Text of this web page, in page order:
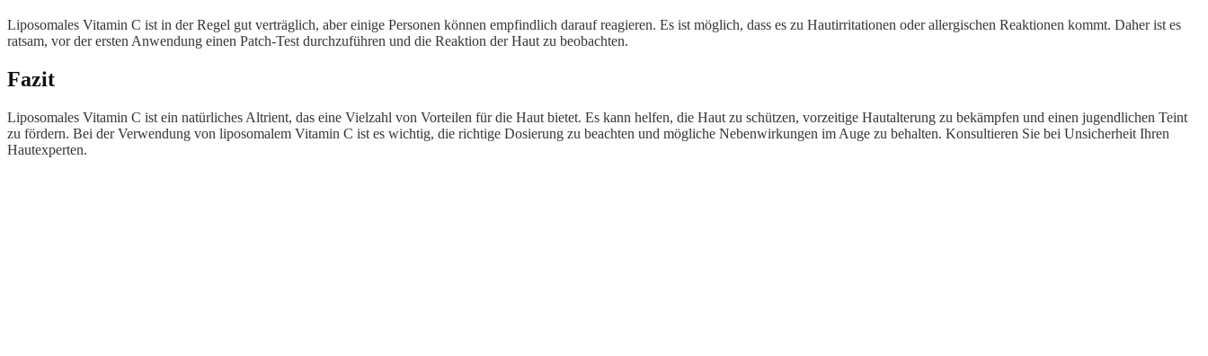
Liposomales Vitamin C ist in der Regel gut verträglich, aber einige Personen können empfindlich darauf reagieren. Es ist möglich, dass es zu Hautirritationen oder allergischen Reaktionen kommt. Daher ist es
ratsam, vor der ersten Anwendung einen Patch-Test durchzuführen und die Reaktion der Haut zu beobachten.
Fazit
Liposomales Vitamin C ist ein natürliches Altrient, das eine Vielzahl von Vorteilen für die Haut bietet. Es kann helfen, die Haut zu schützen, vorzeitige Hautalterung zu bekämpfen und einen jugendlichen Teint
zu fördern. Bei der Verwendung von liposomalem Vitamin C ist es wichtig, die richtige Dosierung zu beachten und mögliche Nebenwirkungen im Auge zu behalten. Konsultieren Sie bei Unsicherheit Ihren
Hautexperten.